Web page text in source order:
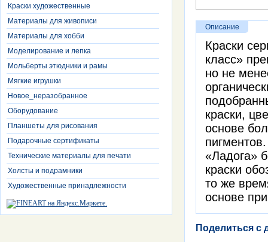
Краски художественные
Материалы для живописи
Материалы для хобби
Моделирование и лепка
Мольберты этюдники и рамы
Мягкие игрушки
Новое_неразобранное
Оборудование
Планшеты для рисования
Подарочные сертификаты
Технические материалы для печати
Холсты и подрамники
Художественные принадлежности
Описание
Краски
класс»
но не
краски,
основе
«Ладога»
краски
то же
основе
Поделиться с